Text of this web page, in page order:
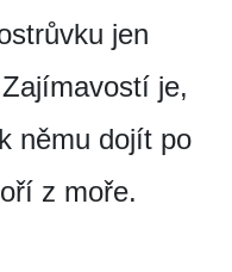
jen
je,
němu dojít po
z moře.